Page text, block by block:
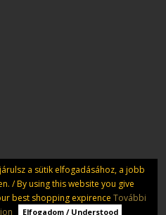
a sütik elfogadásához, a jobb
/ By using this website you give
best shopping expirence További
Elfogadom / Understood